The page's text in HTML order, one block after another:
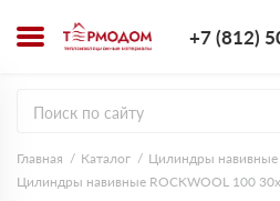
+7 (812)
Главная Каталог
Цилиндры навивные
Цилиндры навивные ROCKWOOL 100